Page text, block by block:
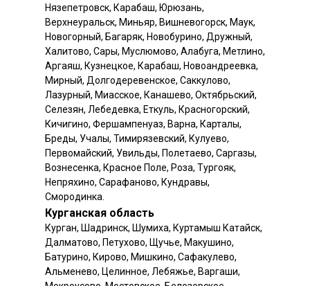
Курганская область
Нязепетровск, Карабаш, Юрюзань,
Верхнеуральск, Миньяр, Вишневогорск, Маук,
Новогорный, Багаряк, Новобурино, Дружный,
Халитово, Сары, Муслюмово, Алабуга, Метлино,
Аргаяш, Кузнецкое, Карабаш, Новоандреевка,
Мирный, Долгодеревенское, Саккулово,
Лазурный, Миасское, Канашево, Октябрьский,
Селезян, Лебедевка, Еткуль, Красногорский,
Кичигино, Фершампенуаз, Варна, Карталы,
Бреды, Учалы, Тимирязевский, Кулуево,
Первомайский, Увильды, Полетаево, Саргазы,
Вознесенка, Красное Поле, Роза, Тургояк,
Непряхино, Сарафаново, Кундравы,
Смородинка.
Курган, Шадринск, Шумиха, Куртамыш Катайск,
Далматово, Петухово, Щучье, Макушино,
Батурино, Кирово, Мишкино, Сафакулево,
Альменево, Целинное, Лебяжье, Варгаши,